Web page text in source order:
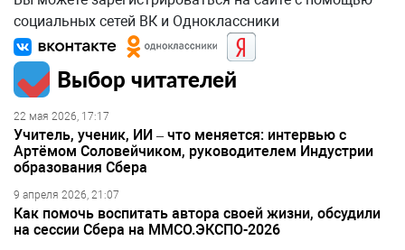
социальных сетей ВК и Одноклассники
Выбор читателей
22 мая 2026, 17:17
Учитель, ученик, ИИ – что меняется: интервью с
Артёмом Соловейчиком, руководителем Индустрии
образования Сбера
9 апреля 2026, 21:07
Как помочь воспитать автора своей жизни, обсудили
на сессии Сбера на ММСО.ЭКСПО-2026